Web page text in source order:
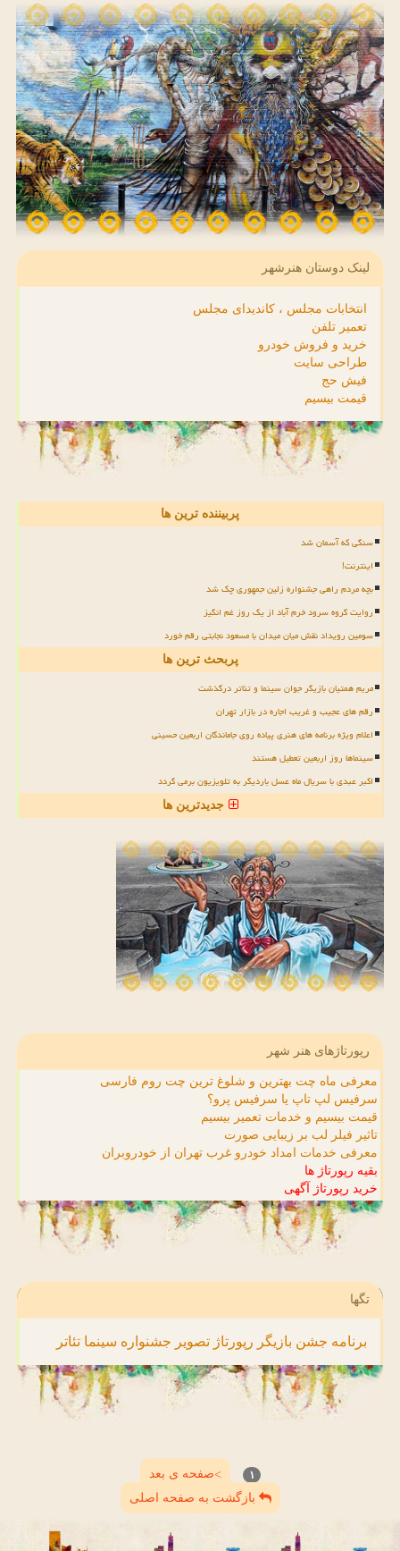
لینک دوستان هنرشهر
انتخابات مجلس ، کاندیدای مجلس
تعمیر تلفن
خرید و فروش خودرو
طراحی سایت
فیش حج
قیمت بیسیم
پربیننده ترین ها
سنگی که آسمان شد
اینترنت!
بچه مردم راهی جشنواره زلین جمهوری چک شد
روایت گروه سرود خرم آباد از یک روز غم انگیز
سومین رویداد نقش میان میدان با مسعود نجابتی رقم خورد
پربحث ترین ها
مریم همتیان بازیگر جوان سینما و تئاتر درگذشت
رقم های عجیب و غریب اجاره در بازار تهران
اعلام ویژه برنامه های هنری پیاده روی جاماندگان اربعین حسینی
سینماها روز اربعین تعطیل هستند
اکبر عبدی با سریال ماه عسل باردیگر به تلویزیون برمی گردد
جدیدترین ها
رپورتاژهای هنر شهر
معرفی ماه چت بهترین و شلوغ ترین چت روم فارسی
سرفیس لپ تاپ یا سرفیس پرو؟
قیمت بیسیم و خدمات تعمیر بیسیم
تاثیر فیلر لب بر زیبایی صورت
معرفی خدمات امداد خودرو غرب تهران از خودروبران
بقیه رپورتاژ ها
خرید رپورتاژ آگهی
تگها
برنامه جشن بازیگر رپورتاژ تصویر جشنواره سینما تئاتر
۱ >صفحه ی بعد
بازگشت به صفحه اصلی